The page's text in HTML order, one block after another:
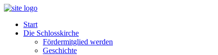
Start
Die Schlosskirche
Fördermitglied werden
Geschichte